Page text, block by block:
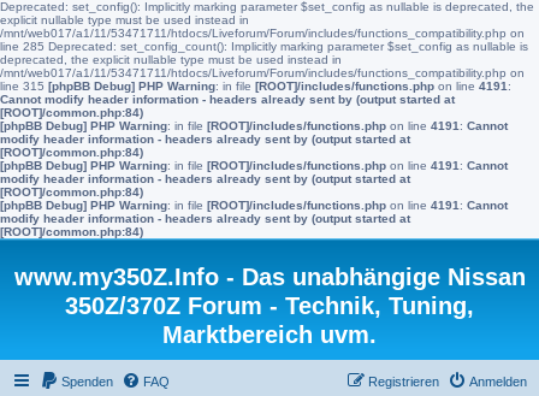
Deprecated: set_config(): Implicitly marking parameter $set_config as nullable is deprecated, the
explicit nullable type must be used instead in
/mnt/web017/a1/11/53471711/htdocs/Liveforum/Forum/includes/functions_compatibility.php on
line 285 Deprecated: set_config_count(): Implicitly marking parameter $set_config as nullable is
deprecated, the explicit nullable type must be used instead in
/mnt/web017/a1/11/53471711/htdocs/Liveforum/Forum/includes/functions_compatibility.php on
line 315 [phpBB Debug] PHP Warning: in file [ROOT]/includes/functions.php on line 4191 :
Cannot modify header information - headers already sent by (output started at
[ROOT]/common.php:84)
[phpBB Debug] PHP Warning: in file [ROOT]/includes/functions.php on line 4191 : Cannot
modify header information - headers already sent by (output started at
[ROOT]/common.php:84)
[phpBB Debug] PHP Warning: in file [ROOT]/includes/functions.php on line 4191 : Cannot
modify header information - headers already sent by (output started at
[ROOT]/common.php:84)
[phpBB Debug] PHP Warning: in file [ROOT]/includes/functions.php on line 4191 : Cannot
modify header information - headers already sent by (output started at
[ROOT]/common.php:84)
www.my350Z.Info - Das unabhängige Nissan
350Z/370Z Forum - Technik, Tuning,
Marktbereich uvm.
Spenden FAQ Anmelden
Registrieren